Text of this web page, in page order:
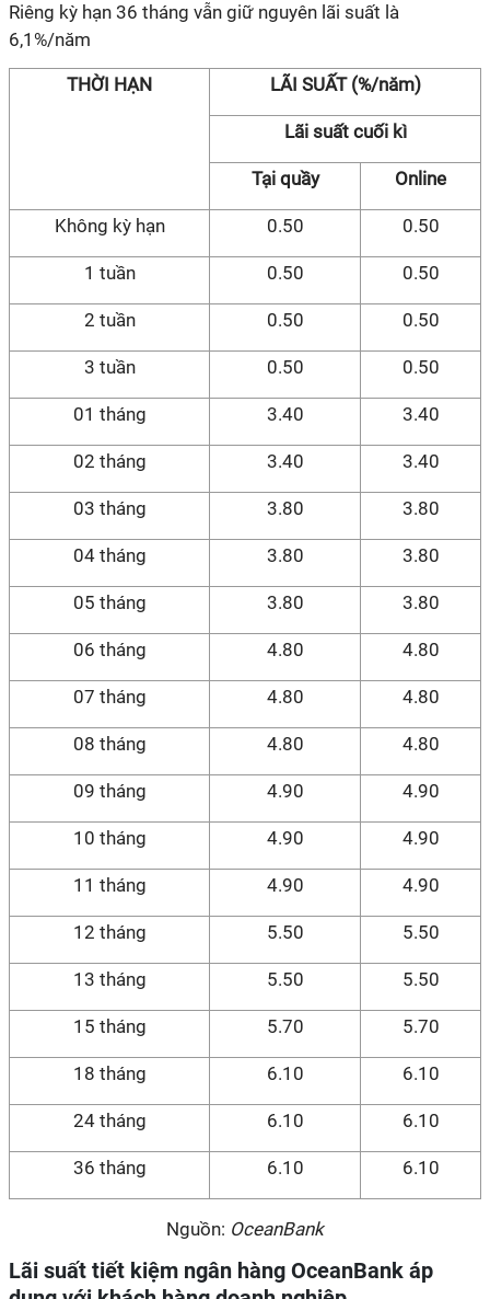
Riêng kỳ hạn 36 tháng vẫn giữ nguyên lãi suất là
6,1%/năm
THỜI HẠN LÃI SUẤT (%/năm)
Lãi suất cuối kì
Tại quầy Online
Không kỳ hạn 0.50 0.50
1 tuần 0.50 0.50
2 tuần 0.50 0.50
3 tuần 0.50 0.50
01 tháng 3.40 3.40
02 tháng 3.40 3.40
03 tháng 3.80 3.80
04 tháng 3.80 3.80
05 tháng 3.80 3.80
06 tháng 4.80 4.80
07 tháng 4.80 4.80
08 tháng 4.80 4.80
09 tháng 4.90 4.90
10 tháng 4.90 4.90
11 tháng 4.90 4.90
12 tháng 5.50 5.50
13 tháng 5.50 5.50
15 tháng 5.70 5.70
18 tháng 6.10 6.10
24 tháng 6.10 6.10
36 tháng 6.10 6.10
Nguồn: OceanBank
Lãi suất tiết kiệm ngân hàng OceanBank áp